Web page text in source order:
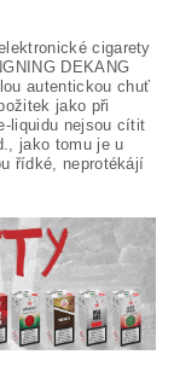
cigarety
DEKANG
autentickou chuť
jako při
liquidu nejsou cítit
jako tomu je u
řídké, neprotékájí